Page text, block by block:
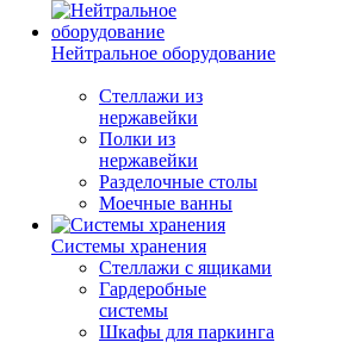
Нейтральное оборудование
Стеллажи из
нержавейки
Полки из
нержавейки
Разделочные столы
Моечные ванны
Системы хранения
Стеллажи с ящиками
Гардеробные
системы
Шкафы для паркинга